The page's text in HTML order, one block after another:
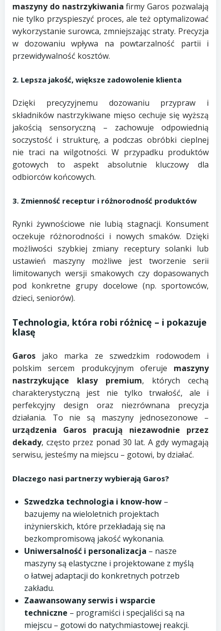
maszyny do nastrzykiwania firmy Garos pozwalają
nie tylko przyspieszyć proces, ale też optymalizować
wykorzystanie surowca, zmniejszając straty. Precyzja
w dozowaniu wpływa na powtarzalność partii i
przewidywalność kosztów.
2. Lepsza jakość, większe zadowolenie klienta
Dzięki precyzyjnemu dozowaniu przypraw i
składników nastrzykiwane mięso cechuje się wyższą
jakością sensoryczną – zachowuje odpowiednią
soczystość i strukturę, a podczas obróbki cieplnej
nie traci na wilgotności. W przypadku produktów
gotowych to aspekt absolutnie kluczowy dla
odbiorców końcowych.
3. Zmienność receptur i różnorodność produktów
Rynki żywnościowe nie lubią stagnacji. Konsument
oczekuje różnorodności i nowych smaków. Dzięki
możliwości szybkiej zmiany receptury solanki lub
ustawień maszyny możliwe jest tworzenie serii
limitowanych wersji smakowych czy dopasowanych
pod konkretne grupy docelowe (np. sportowców,
dzieci, seniorów).
Technologia, która robi różnicę – i pokazuje
klasę
Garos jako marka ze szwedzkim rodowodem i
polskim sercem produkcyjnym oferuje maszyny
nastrzykujące klasy premium, których cechą
charakterystyczną jest nie tylko trwałość, ale i
perfekcyjny design oraz niezrównana precyzja
działania. To nie są maszyny jednosezonowe –
urządzenia Garos pracują niezawodnie przez
dekady, często przez ponad 30 lat. A gdy wymagają
serwisu, jesteśmy na miejscu – gotowi, by działać.
Dlaczego nasi partnerzy wybierają Garos?
Szwedzka technologia i know-how –
bazujemy na wieloletnich projektach
inżynierskich, które przekładają się na
bezkompromisową jakość wykonania.
Uniwersalność i personalizacja – nasze
maszyny są elastyczne i projektowane z myślą
o łatwej adaptacji do konkretnych potrzeb
zakładu.
Zaawansowany serwis i wsparcie
techniczne – programiści i specjaliści są na
miejscu – gotowi do natychmiastowej reakcji.